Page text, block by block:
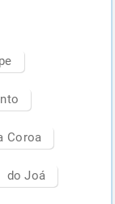
Coroa
do Joá